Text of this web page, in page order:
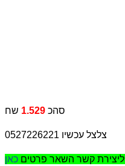
סהכ 1.529 שח
ליצירת קשר השאר פרטים